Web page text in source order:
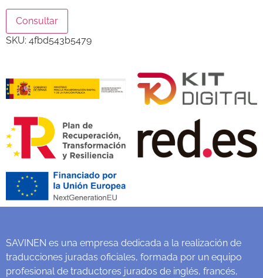
Consultar
SKU: 4fbd543b5479
SAVINEN es una empresa dedicada a la realización de
traducciones juradas oficiales, formada por un equipo
profesional de traductores jurados de inglés, francés,